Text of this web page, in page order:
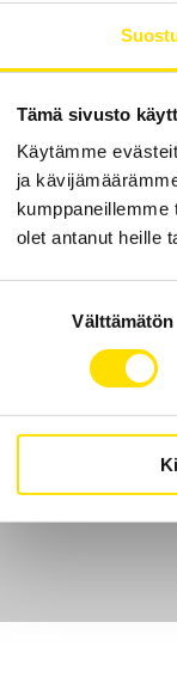
Tämä sivusto
Käytämme
ja
olet antanut heille
Välttämätön